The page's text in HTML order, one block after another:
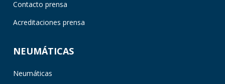
Contacto prensa
Acreditaciones prensa
NEUMÁTICAS
Neumáticas